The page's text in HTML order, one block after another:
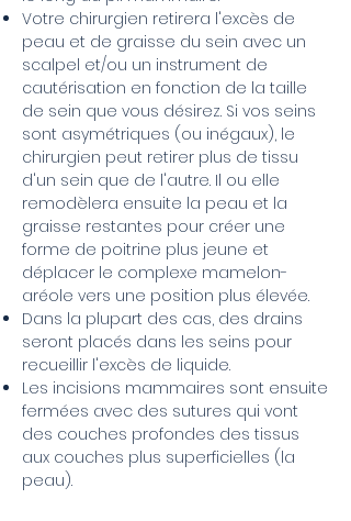
Votre chirurgien retirera l'excès de
peau et de graisse du sein avec un
scalpel et/ou un instrument de
cautérisation en fonction de la taille
de sein que vous désirez. Si vos seins
sont asymétriques (ou inégaux), le
chirurgien peut retirer plus de tissu
d'un sein que de l'autre. Il ou elle
remodèlera ensuite la peau et la
graisse restantes pour créer une
forme de poitrine plus jeune et
déplacer le complexe mamelon-
aréole vers une position plus élevée.
Dans la plupart des cas, des drains
seront placés dans les seins pour
recueillir l'excès de liquide.
Les incisions mammaires sont ensuite
fermées avec des sutures qui vont
des couches profondes des tissus
aux couches plus superficielles (la
peau).